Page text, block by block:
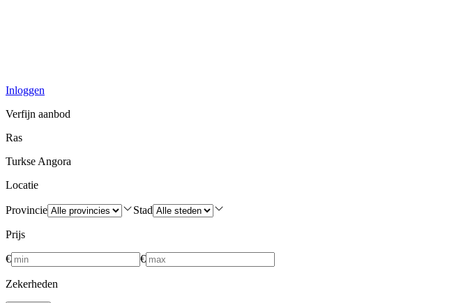
Inloggen
Verfijn aanbod
Ras
Turkse Angora
Locatie
Provincie Stad
Prijs
€ €
Zekerheden